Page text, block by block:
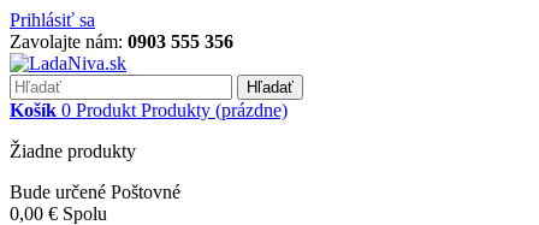
Prihlásiť sa
Zavolajte nám: 0903 555 356
Hľadať
Košík 0 Produkt Produkty (prázdne)
Žiadne produkty
Bude určené Poštovné
0,00 € Spolu